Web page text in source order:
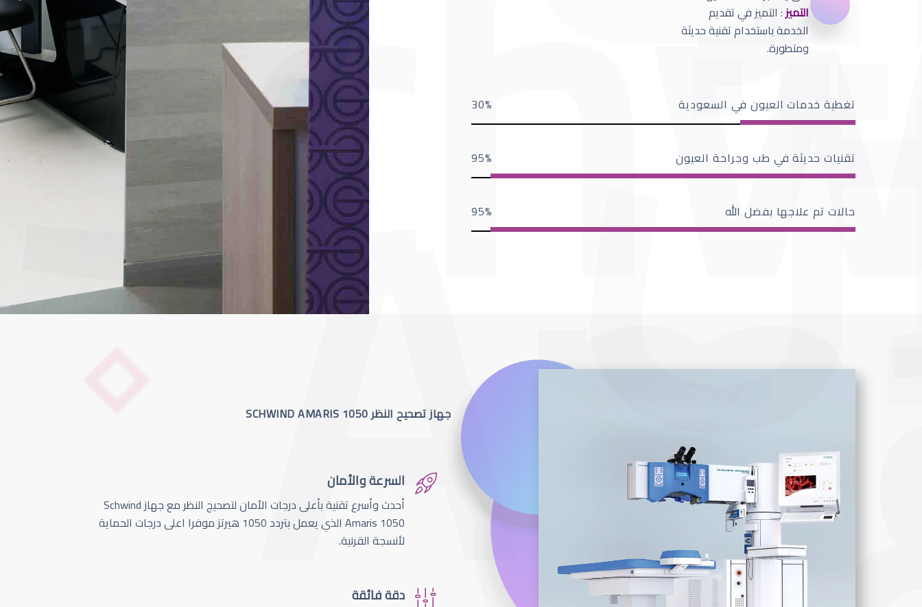
التميز: التميز في تقديم
الخدمة باستخدام تقنية حديثة
ومتطورة.
تغطية خدمات العيون في السعودية 30
تقنيات حديثة في طب وجراحة العيون 95
حالات تم علاجها بفضل الله 95
جهاز تصحيح النظر SCHWIND AMARIS 1050
السرعة والأمان
أحدث وأسرع تقنية بأعلى درجات الأمان لتصحيج النظر مع جهاز Schwind
Amaris 1050 الذي يعمل بتردد 1050 هيرتز موفرا اعلى درجات الحماية
لأنسجة القرنية.
دقة فائقة